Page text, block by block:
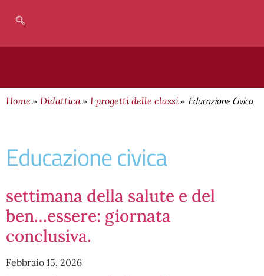
Home Didattica I progetti delle classi Educazione Civica
educazione civica
settimana della salute e del
ben…essere: giornata
conclusiva.
Febbraio 15, 2026